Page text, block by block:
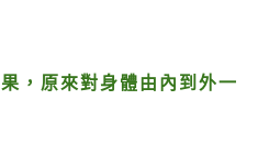
，原來對身體由內到外一